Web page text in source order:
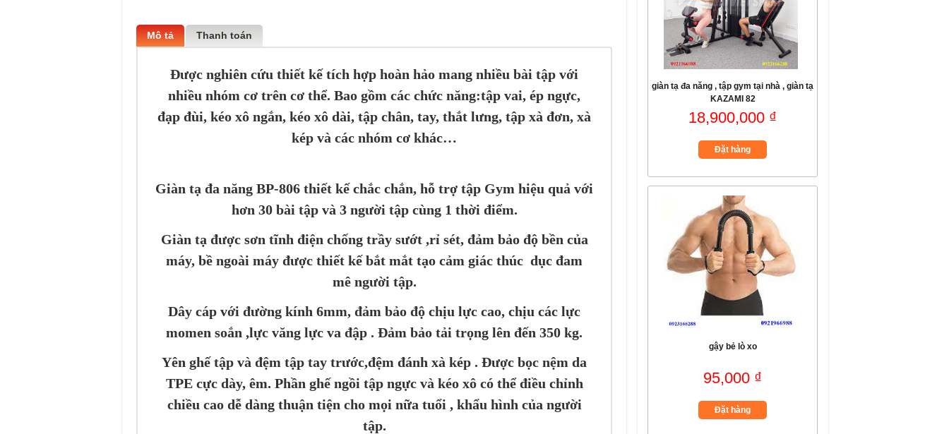
Mô tả Thanh toán
Được nghiên cứu thiết kế tích hợp hoàn hảo mang nhiều bài tập với
nhiều nhóm cơ trên cơ thể. Bao gồm các chức năng:tập vai, ép ngực,
đạp đùi, kéo xô ngắn, kéo xô dài, tập chân, tay, thắt lưng, tập xà đơn, xà
kép và các nhóm cơ khác…
Giàn tạ đa năng BP-806 thiết kế chắc chắn, hỗ trợ tập Gym hiệu quả với
hơn 30 bài tập và 3 người tập cùng 1 thời điểm.
Giàn tạ được sơn tĩnh điện chống trầy sướt ,rỉ sét, đảm bảo độ bền của
máy, bề ngoài máy được thiết kế bắt mắt tạo cảm giác thúc dục đam
mê người tập.
Dây cáp với đường kính 6mm, đảm bảo độ chịu lực cao, chịu các lực
momen soắn ,lực văng lực va đập . Đảm bảo tải trọng lên đến 350 kg.
Yên ghế tập và đệm tập tay trước,đệm đánh xà kép . Được bọc nệm da
TPE cực dày, êm. Phần ghế ngồi tập ngực và kéo xô có thể điều chỉnh
chiều cao dễ dàng thuận tiện cho mọi nữa tuổi , khẩu hình của người
tập.
giàn tạ đa năng , tập gym tại nhà , giàn tạ
KAZAMI 82
18,900,000 ₫
Đặt hàng
gậy bẻ lò xo
95,000 ₫
Đặt hàng